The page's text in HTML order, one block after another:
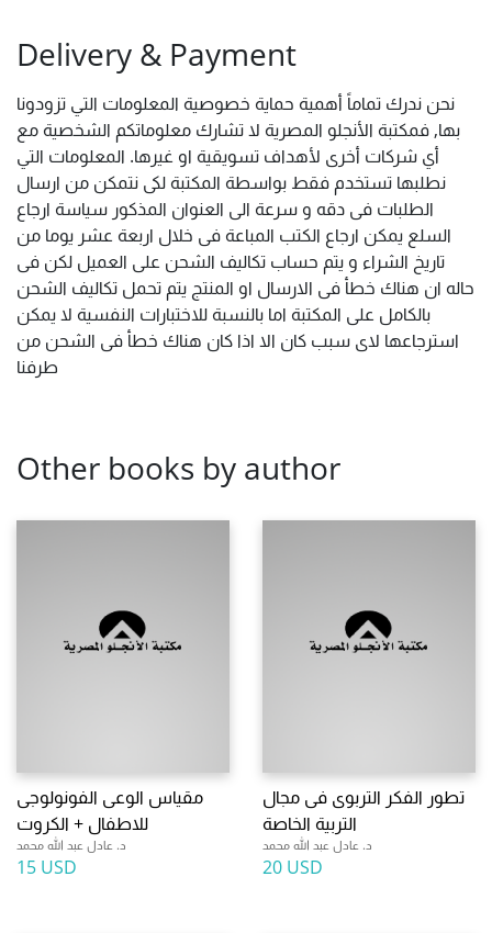
Delivery & Payment
نحن ندرك تماماً أهمية حماية خصوصية المعلومات التي تزودونا
بها, فمكتبة الأنجلو المصرية لا تشارك معلوماتكم الشخصية مع
أي شركات أخرى لأهداف تسويقية او غيرها. المعلومات التي
نطلبها تستخدم فقط بواسطة المكتبة لكى نتمكن من ارسال
الطلبات فى دقه و سرعة الى العنوان المذكور سياسة ارجاع
السلع يمكن ارجاع الكتب المباعة فى خلال اربعة عشر يوما من
تاريخ الشراء و يتم حساب تكاليف الشحن على العميل لكن فى
حاله ان هناك خطأ فى الارسال او المنتج يتم تحمل تكاليف الشحن
بالكامل على المكتبة اما بالنسبة للاختبارات النفسية لا يمكن
استرجاعها لاى سبب كان الا اذا كان هناك خطأ فى الشحن من
طرفنا
Other books by author
مقياس الوعى الفونولوجى
للاطفال + الكروت
د. عادل عبد الله محمد
15 USD
تطور الفكر التربوى فى مجال
التربية الخاصة
د. عادل عبد الله محمد
20 USD